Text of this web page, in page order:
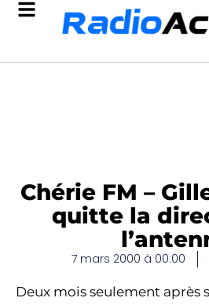
Chérie FM –
quitte la
7 mars 2000 à 00:00
Deux mois seulement après